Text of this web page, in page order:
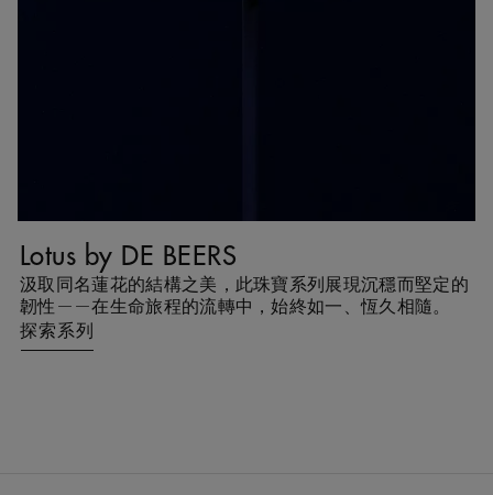
Lotus by DE BEERS
汲取同名蓮花的結構之美，此珠寶系列展現沉穩而堅定的
韌性——在生命旅程的流轉中，始終如一、恆久相隨。
探索系列